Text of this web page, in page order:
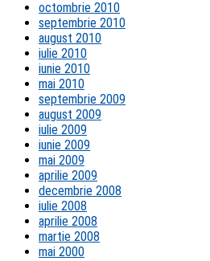
octombrie 2010
septembrie 2010
august 2010
iulie 2010
iunie 2010
mai 2010
septembrie 2009
august 2009
iulie 2009
iunie 2009
mai 2009
aprilie 2009
decembrie 2008
iulie 2008
aprilie 2008
martie 2008
mai 2000